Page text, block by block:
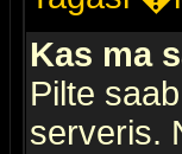
Kas ma
Pilte
serveris.